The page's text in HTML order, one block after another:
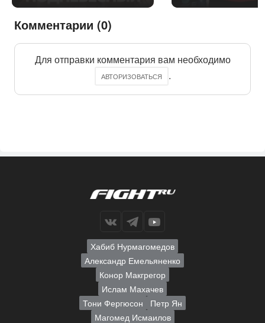
Комментарии (0)
Для отправки комментария вам необходимо
АВТОРИЗОВАТЬСЯ .
Хабиб Нурмагомедов
Александр Емельяненко
Конор Макгрегор
Ислам Махачев
Тони Фергюсон
Петр Ян
Магомед Исмаилов